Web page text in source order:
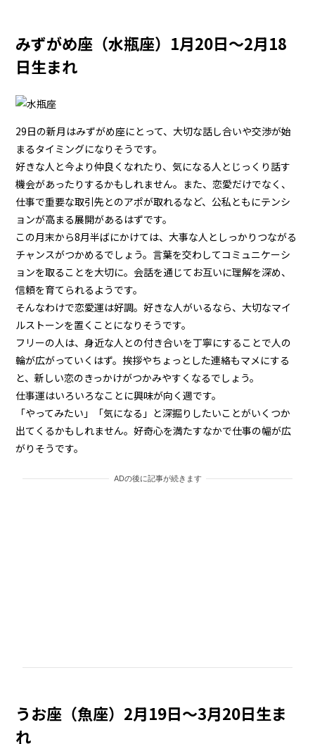
みずがめ座（水瓶座）1月20日～2月18
日生まれ
29日の新月はみずがめ座にとって、大切な話し合いや交渉が始
まるタイミングになりそうです。
好きな人と今より仲良くなれたり、気になる人とじっくり話す
機会があったりするかもしれません。また、恋愛だけでなく、
仕事で重要な取引先とのアポが取れるなど、公私ともにテンシ
ョンが高まる展開があるはずです。
この月末から8月半ばにかけては、大事な人としっかりつながる
チャンスがつかめるでしょう。言葉を交わしてコミュニケーシ
ョンを取ることを大切に。会話を通じてお互いに理解を深め、
信頼を育てられるようです。
そんなわけで恋愛運は好調。好きな人がいるなら、大切なマイ
ルストーンを置くことになりそうです。
フリーの人は、身近な人との付き合いを丁寧にすることで人の
輪が広がっていくはず。挨拶やちょっとした連絡もマメにする
と、新しい恋のきっかけがつかみやすくなるでしょう。
仕事運はいろいろなことに興味が向く週です。
「やってみたい」「気になる」と深掘りしたいことがいくつか
出てくるかもしれません。好奇心を満たすなかで仕事の幅が広
がりそうです。
ADの後に記事が続きます
うお座（魚座）2月19日～3月20日生ま
れ